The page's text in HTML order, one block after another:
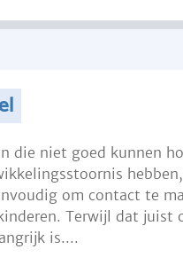
die niet goed kunnen
om contact te
Terwijl dat juist
is....